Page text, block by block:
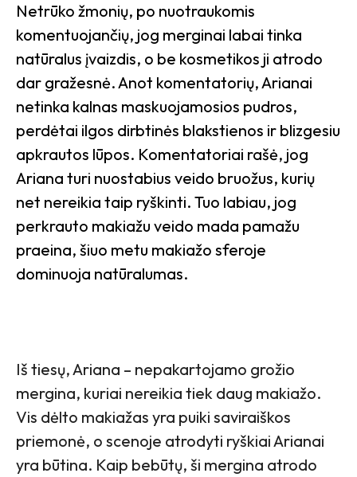
Netrūko žmonių, po nuotraukomis
komentuojančių, jog merginai labai tinka
natūralus įvaizdis, o be kosmetikos ji atrodo
dar gražesnė. Anot komentatorių, Arianai
netinka kalnas maskuojamosios pudros,
perdėtai ilgos dirbtinės blakstienos ir blizgesiu
apkrautos lūpos. Komentatoriai rašė, jog
Ariana turi nuostabius veido bruožus, kurių
net nereikia taip ryškinti. Tuo labiau, jog
perkrauto makiažu veido mada pamažu
praeina, šiuo metu makiažo sferoje
dominuoja natūralumas.
Iš tiesų, Ariana – nepakartojamo grožio
mergina, kuriai nereikia tiek daug makiažo.
Vis dėlto makiažas yra puiki saviraiškos
priemonė, o scenoje atrodyti ryškiai Arianai
yra būtina. Kaip bebūtų, ši mergina atrodo